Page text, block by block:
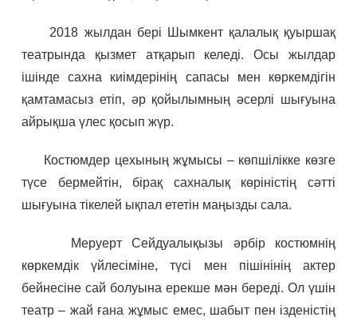
2018 жылдан бері Шымкент қалалық қуыршақ
театрында қызмет атқарып келеді. Осы жылдар
ішінде сахна киімдерінің сапасы мен көркемдігін
қамтамасыз етіп, әр қойылымның әсерлі шығуына
айрықша үлес қосып жүр.
Костюмдер цехының жұмысы – көпшілікке көзге
түсе бермейтін, бірақ сахналық көріністің сәтті
шығуына тікелей ықпал ететін маңызды сала.
Меруерт Сейдуалықызы әрбір костюмнің
көркемдік үйлесіміне, түсі мен пішінінің актер
бейнесіне сай болуына ерекше мән береді. Ол үшін
театр – жай ғана жұмыс емес, шабыт пен ізденістің